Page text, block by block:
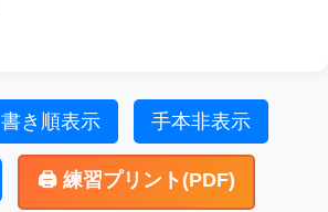
書き順表示 手本非表示
🖨️ 練習プリント(PDF)